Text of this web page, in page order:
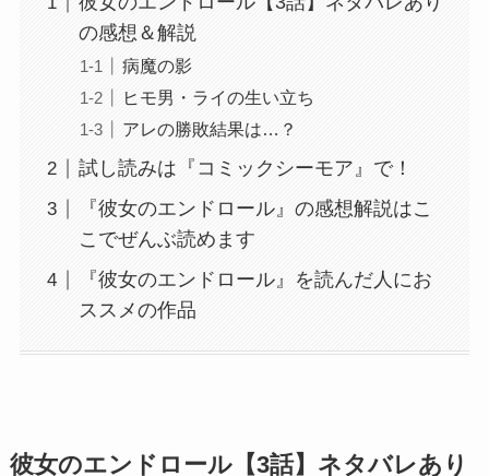
の感想＆解説
病魔の影
ヒモ男・ライの生い立ち
アレの勝敗結果は…？
試し読みは『コミックシーモア』で！
『彼女のエンドロール』の感想解説はこ
こでぜんぶ読めます
『彼女のエンドロール』を読んだ人にお
ススメの作品
彼女のエンドロール【3話】ネタバレあり